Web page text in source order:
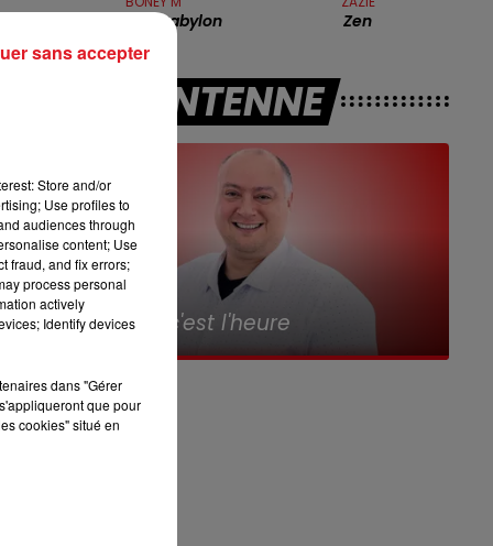
16h00 - 19h00
LE JUKEBOX RDL
Rivers Of Babylon Zen
A L'ANTENNE
7h00 - 10h00
Debout c'est l'heure
Store and/or
Use profiles to
audiences through
content; Use
fraud, and fix errors;
process personal
actively
Identify devices
dans "Gérer
que pour
cookies" situé en
sans accepter